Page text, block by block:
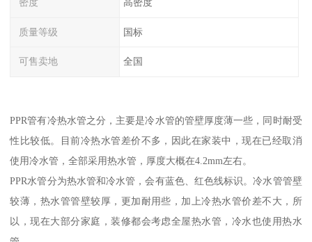
质量等级 国标
可售卖地 全国
PPR管有冷热水管之分，主要是冷水管的管壁厚度薄一些，同时耐受
性比较低。目前冷热水管差价不多，因此在家装中，现在已经取消
使用冷水管，全部采用热水管，厚度大概在4.2mm左右。
PPR水管分为热水管和冷水管，会有蓝色、红色线标识。冷水管管壁
较薄，热水管管壁较厚，更加耐用些，加上冷热水管价差不大，所
以，现在大部分家庭，装修都会考虑全屋热水管，冷水也使用热水